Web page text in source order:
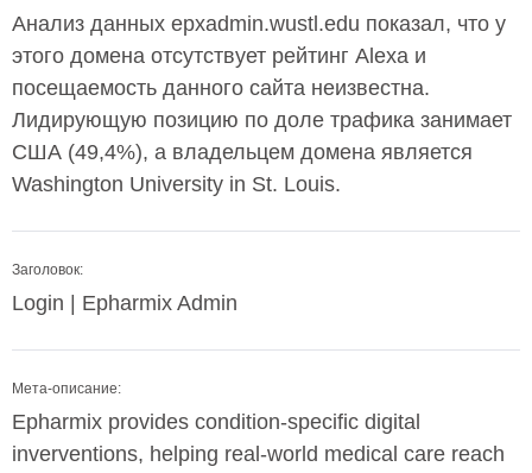
Анализ данных epxadmin.wustl.edu показал, что у
этого домена отсутствует рейтинг Alexa и
посещаемость данного сайта неизвестна.
Лидирующую позицию по доле трафика занимает
США (49,4%), а владельцем домена является
Washington University in St. Louis.
Заголовок:
Login | Epharmix Admin
Мета-описание:
Epharmix provides condition-specific digital
inverventions, helping real-world medical care reach